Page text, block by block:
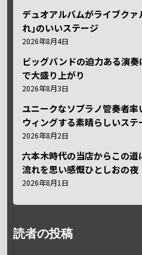
デュオアルバムがライブク
れ｣のいいステージ
2026年8月4日
ビッグバンドの迫力ある演
で大盛り上がり
2026年8月3日
ユニークなソプラノ管奏者
ウィングする素晴らしいステ
2026年8月2日
六本木時代の当店からこの
流れを思い感慨ひとしおの夜
2026年8月1日
読者の投稿